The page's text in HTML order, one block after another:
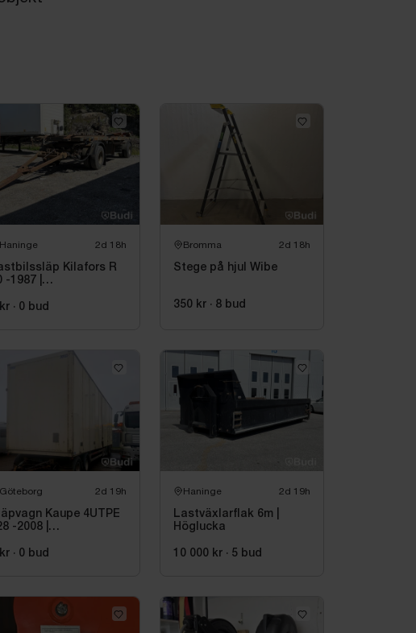
Haninge 2d 18h
Kilafors R
-1987 |
· 0 bud
Bromma 2d 18h
Stege på hjul Wibe
350 kr · 8 bud
Göteborg 2d 19h
Kaupe 4UTPE
-2008 |
· 0 bud
Haninge 2d 19h
Lastväxlarflak 6m |
Höglucka
10 000 kr · 5 bud